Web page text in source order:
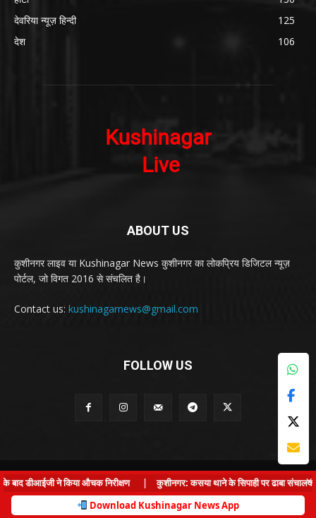
देवरिया न्यूज़ हिन्दी
125
देश
106
ABOUT US
कुशीनगर लाइव या Kushinagar News कुशीनगर का लोकप्रिय डिजिटल न्यूज़
पोर्टल, जो विगत 2016 से संचलित है।
Contact us: kushinagarnews@gmail.com
FOLLOW US
© Kushinagar Live - 2022
Home About us Privacy Policy Contact us
×
डीआईजी ने किया औचक निरीक्षण |
कुशीनगर: कसया थाने के सिपाही पर ढाबा संचालक से
Download Kushinagar News App